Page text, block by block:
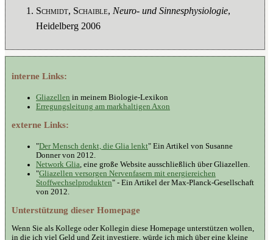
Schmidt, Schaible, Neuro- und Sinnesphysiologie,
Heidelberg 2006
interne Links:
Gliazellen in meinem Biologie-Lexikon
Erregungsleitung am markhaltigen Axon
externe Links:
"Der Mensch denkt, die Glia lenkt" Ein Artikel von Susanne
Donner von 2012.
Network Glia , eine große Website ausschließlich über Gliazellen.
"Gliazellen versorgen Nervenfasern mit energiereichen
Stoffwechselprodukten" - Ein Artikel der Max-Planck-Gesellschaft
von 2012.
Unterstützung dieser Homepage
Wenn Sie als Kollege oder Kollegin diese Homepage unterstützen wollen,
in die ich viel Geld und Zeit investiere, würde ich mich über eine kleine